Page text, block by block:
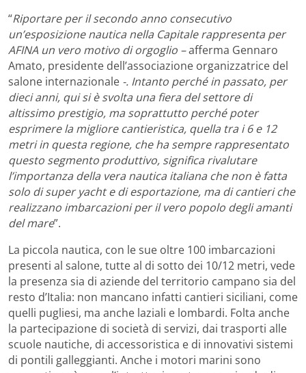
“Riportare per il secondo anno consecutivo
un’esposizione nautica nella Capitale rappresenta per
AFINA un vero motivo di orgoglio –afferma Gennaro
Amato, presidente dell’associazione organizzatrice del
salone internazionale -. Intanto perché in passato, per
dieci anni, qui si è svolta una fiera del settore di
altissimo prestigio, ma soprattutto perché poter
esprimere la migliore cantieristica, quella tra i 6 e 12
metri in questa regione, che ha sempre rappresentato
questo segmento produttivo, significa rivalutare
l’importanza della vera nautica italiana che non è fatta
solo di super yacht e di esportazione, ma di cantieri che
realizzano imbarcazioni per il vero popolo degli amanti
del mare”.
La piccola nautica, con le sue oltre 100 imbarcazioni
presenti al salone, tutte al di sotto dei 10/12 metri, vede
la presenza sia di aziende del territorio campano sia del
resto d’Italia: non mancano infatti cantieri siciliani, come
quelli pugliesi, ma anche laziali e lombardi. Folta anche
la partecipazione di società di servizi, dai trasporti alle
scuole nautiche, di accessoristica e di innovativi sistemi
di pontili galleggianti. Anche i motori marini sono